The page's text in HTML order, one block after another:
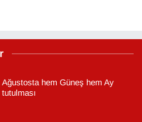
Ağustosta hem Güneş hem Ay
tutulması